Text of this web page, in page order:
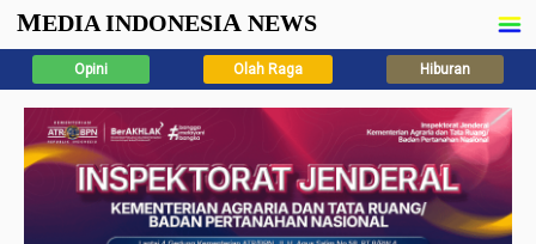
MEDIA INDONESIA NEWS
Opini Olah Raga Hiburan